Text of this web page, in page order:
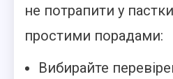
не потрапити у
простими порадами:
Вибирайте